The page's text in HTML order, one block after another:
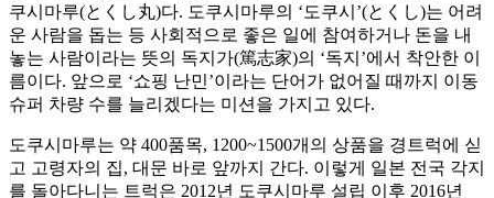
쿠시마루(とくし丸)다. 도쿠시마루의 ‘도쿠시’(とくし)는 어려
운 사람을 돕는 등 사회적으로 좋은 일에 참여하거나 돈을 내
놓는 사람이라는 뜻의 독지가(篤志家)의 ‘독지’에서 착안한 이
름이다. 앞으로 ‘쇼핑 난민’이라는 단어가 없어질 때까지 이동
슈퍼 차량 수를 늘리겠다는 미션을 가지고 있다.
도쿠시마루는 약 400품목, 1200~1500개의 상품을 경트럭에 싣
고 고령자의 집, 대문 바로 앞까지 간다. 이렇게 일본 전국 각지
를 돌아다니는 트럭은 2012년 도쿠시마루 설립 이후 2016년